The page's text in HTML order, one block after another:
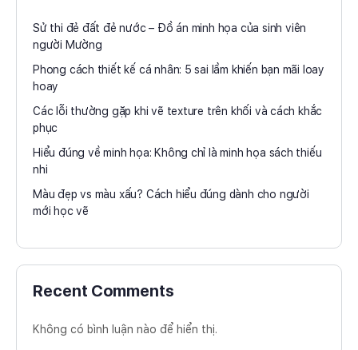
Sử thi đẻ đất đẻ nước – Đồ án minh họa của sinh viên
người Mường
Phong cách thiết kế cá nhân: 5 sai lầm khiến bạn mãi loay
hoay
Các lỗi thường gặp khi vẽ texture trên khối và cách khắc
phục
Hiểu đúng về minh họa: Không chỉ là minh họa sách thiếu
nhi
Màu đẹp vs màu xấu? Cách hiểu đúng dành cho người
mới học vẽ
Recent Comments
Không có bình luận nào để hiển thị.